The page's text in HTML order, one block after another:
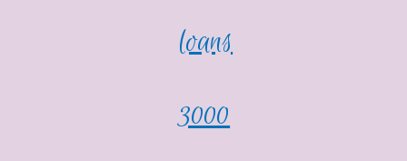
loans
3000